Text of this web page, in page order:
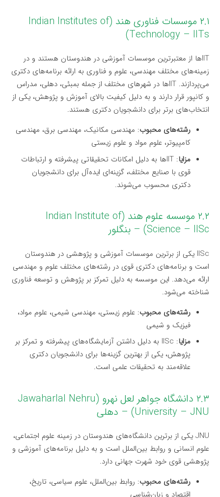
۲.۱ موسسات فناوری هند (Indian Institutes of
Technology – IITs)
IITها از معتبرترین موسسات آموزشی در هندوستان هستند و در
زمینه‌های مختلف مهندسی، علوم و فناوری به ارائه برنامه‌های دکتری
می‌پردازند. IITها در شهرهای مختلف از جمله بمبئی، دهلی، مدراس
و کانپور قرار دارند و به دلیل کیفیت بالای آموزش و پژوهش، یکی از
انتخاب‌های برتر برای دانشجویان دکتری هستند.
رشته‌های محبوب: مهندسی مکانیک، مهندسی برق، مهندسی
کامپیوتر، علوم مواد و علوم زیستی
مزایا
: IITها به دلیل امکانات تحقیقاتی پیشرفته و ارتباطات
قوی با صنایع مختلف، گزینه‌ای ایده‌آل برای دانشجویان
دکتری محسوب می‌شوند.
۲.۲ موسسه علوم هند (Indian Institute of
Science – IISc) – بنگلور
IISc یکی از برترین موسسات آموزشی و پژوهشی در هندوستان
است و برنامه‌های دکتری قوی در رشته‌های مختلف علوم و مهندسی
ارائه می‌دهد. این موسسه به دلیل تمرکز بر پژوهش و توسعه فناوری
شناخته می‌شود.
رشته‌های محبوب: علوم زیستی، مهندسی شیمی، علوم مواد،
فیزیک و شیمی
مزایا
: IISc به دلیل داشتن آزمایشگاه‌های پیشرفته و تمرکز بر
پژوهش، یکی از بهترین گزینه‌ها برای دانشجویان دکتری
علاقه‌مند به تحقیقات علمی است.
۲.۳ دانشگاه جواهر لعل نهرو (Jawaharlal Nehru
University – JNU) – دهلی
JNU یکی از برترین دانشگاه‌های هندوستان در زمینه علوم اجتماعی،
علوم انسانی و روابط بین‌الملل است و به دلیل برنامه‌های آموزشی و
پژوهشی قوی خود شهرت جهانی دارد.
رشته‌های محبوب: روابط بین‌الملل، علوم سیاسی، تاریخ،
اقتصاد و زبان‌شناسی